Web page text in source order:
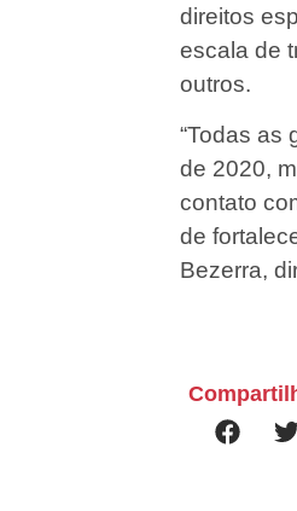
direitos
escala de
outros.
“Todas as
de 2020,
contato
de
Bezerra,